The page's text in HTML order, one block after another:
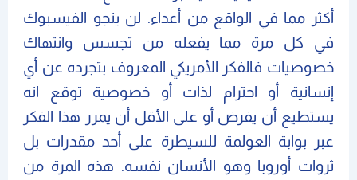
أكثر مما في الواقع من أعداء. لن ينجو الفيسبوك
في كل مرة مما يفعله من تجسس وانتهاك
خصوصيات فالفكر الأمريكي المعروف بتجرده عن أي
إنسانية أو احترام لذات أو خصوصية توقع انه
يستطيع أن يفرض أو على الأقل أن يمرر هذا الفكر
عبر بوابة العولمة للسيطرة على أحد مقدرات بل
ثروات أوروبا وهو الأنسان نفسه. هذه المرة من